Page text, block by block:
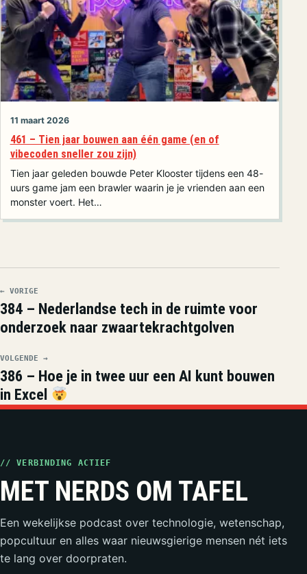
11 maart 2026
461 – Tien jaar bouwen aan één game (en of
vibecoden sneller zou zijn)
Tien jaar geleden bouwde Peter Klooster tijdens een 48-
uurs game jam een brawler waarin je je vrienden aan een
monster voert. Het…
← VORIGE
384 – Nederlandse tech in de ruimte voor
onderzoek naar zwaartekrachtgolven
VOLGENDE →
386 – Hoe je in twee uur een AI kunt bouwen
in Excel
// VERBINDING ACTIEF
MET NERDS OM TAFEL
Een wekelijkse podcast over technologie, wetenschap,
popcultuur en alles waar nieuwsgierige mensen nét iets
te lang over doorpraten.